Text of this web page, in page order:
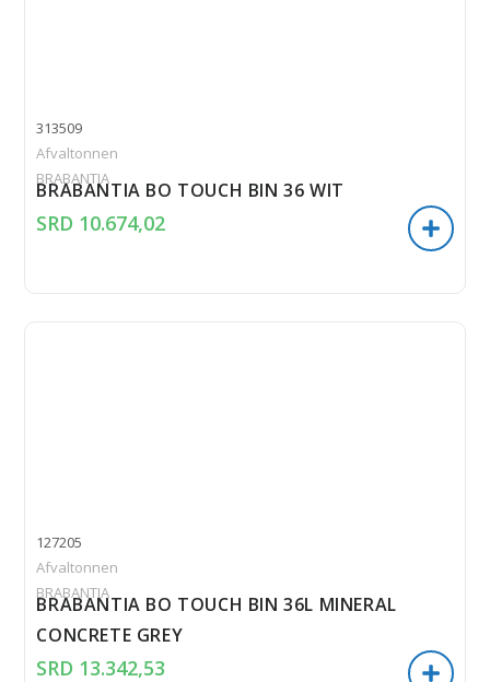
313509
Afvaltonnen
BRABANTIA
BRABANTIA BO TOUCH BIN 36 WIT
SRD 10.674,02
127205
Afvaltonnen
BRABANTIA
BRABANTIA BO TOUCH BIN 36L MINERAL
CONCRETE GREY
SRD 13.342,53